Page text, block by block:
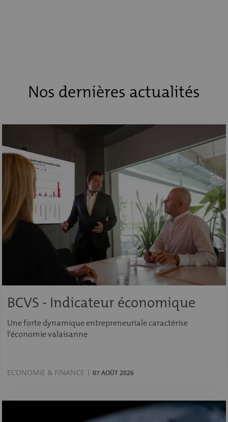
Nos dernières actualités
BCVS - Indicateur économique
Une forte dynamique entrepreneuriale caractérise
l'économie valaisanne
ECONOMIE & FINANCE | 07 AOÛT 2026